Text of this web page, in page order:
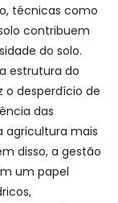
técnicas como
contribuem
do solo.
estrutura do
o desperdício de
das
agricultura mais
disso, a gestão
um papel